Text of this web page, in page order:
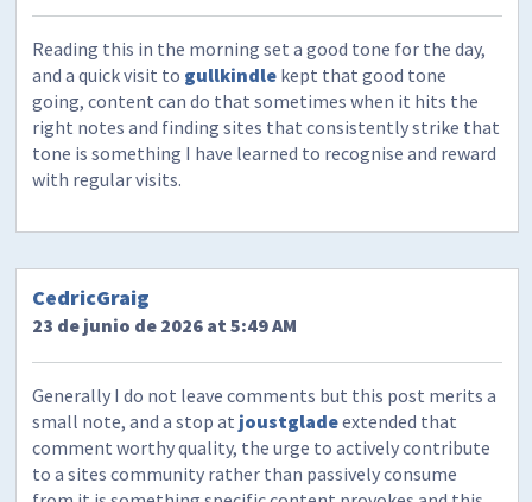
Reading this in the morning set a good tone for the day,
and a quick visit to gullkindle kept that good tone
going, content can do that sometimes when it hits the
right notes and finding sites that consistently strike that
tone is something I have learned to recognise and reward
with regular visits.
CedricGraig
23 de junio de 2026 at 5:49 AM
Generally I do not leave comments but this post merits a
small note, and a stop at joustgladeextended that
comment worthy quality, the urge to actively contribute
to a sites community rather than passively consume